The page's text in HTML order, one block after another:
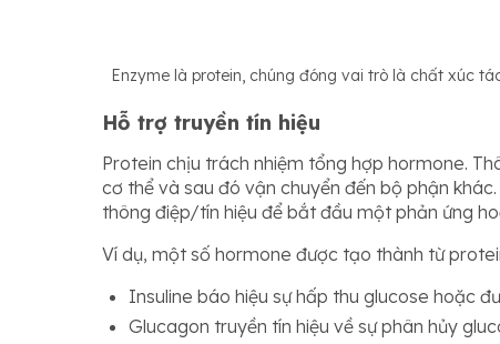
Enzyme là protein, chúng đóng vai trò là chất xúc
Hỗ trợ truyền tín hiệu
Protein chịu trách nhiệm tổng hợp hormone.
cơ thể và sau đó vận chuyển đến bộ phận
thông điệp/tín hiệu để bắt đầu một phản ứng
Ví dụ, một số hormone được tạo thành từ
Insuline báo hiệu sự hấp thu glucose hoặc
Glucagon truyền tín hiệu về sự phân hủy